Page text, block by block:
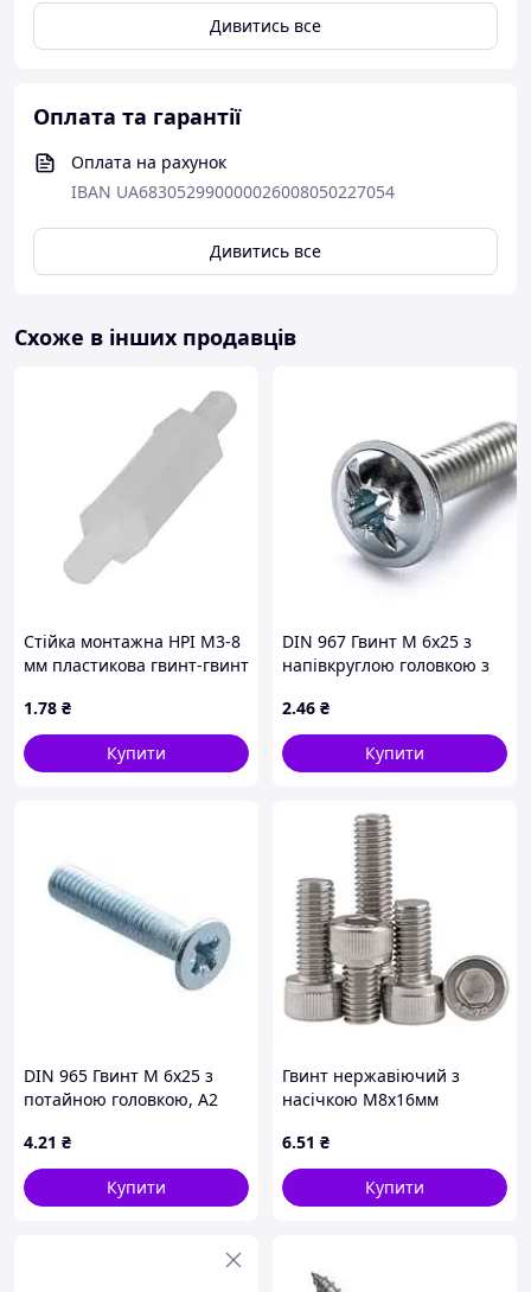
Дивитись все
Оплата та гарантії
Оплата на рахунок
IBAN UA683052990000026008050227054
Дивитись все
Схоже в інших продавців
Стійка монтажна HPI М3-8
мм пластикова гвинт-гвинт
1.78 ₴
Купити
DIN 967 Гвинт М 6х25 з
напівкруглою головкою з
4.6, оцинкований
2.46 ₴
Купити
DIN 965 Гвинт М 6х25 з
потайною головкою, А2
4.21 ₴
Купити
Гвинт нержавіючий з
насічкою М8х16мм
304
6.51 ₴
Купити